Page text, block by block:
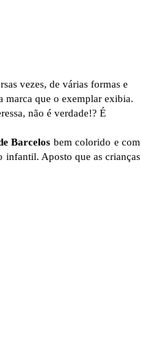
vezes, de várias formas e
marca que o exemplar exibia.
não é verdade!? É
Barcelos bem colorido e com
infantil. Aposto que as crianças